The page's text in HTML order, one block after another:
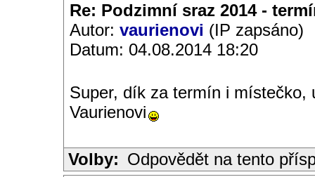
Re: Podzimní sraz 2014 -
Autor: vaurienovi (IP zapsáno)
Datum: 04.08.2014 18:20
Super, dík za termín i
Vaurienovi
Volby: Odpovědět na tento